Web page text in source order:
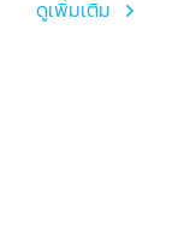
ดูเพิ่มเติม